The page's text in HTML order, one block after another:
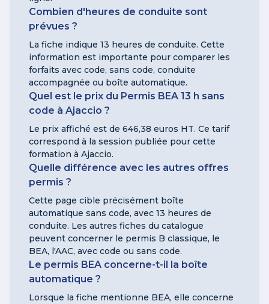
Combien d'heures de conduite sont
prévues ?
La fiche indique 13 heures de conduite. Cette
information est importante pour comparer les
forfaits avec code, sans code, conduite
accompagnée ou boîte automatique.
Quel est le prix du Permis BEA 13 h sans
code à Ajaccio ?
Le prix affiché est de 646,38 euros HT. Ce tarif
correspond à la session publiée pour cette
formation à Ajaccio.
Quelle différence avec les autres offres
permis ?
Cette page cible précisément boîte
automatique sans code, avec 13 heures de
conduite. Les autres fiches du catalogue
peuvent concerner le permis B classique, le
BEA, l'AAC, avec code ou sans code.
Le permis BEA concerne-t-il la boîte
automatique ?
Lorsque la fiche mentionne BEA, elle concerne